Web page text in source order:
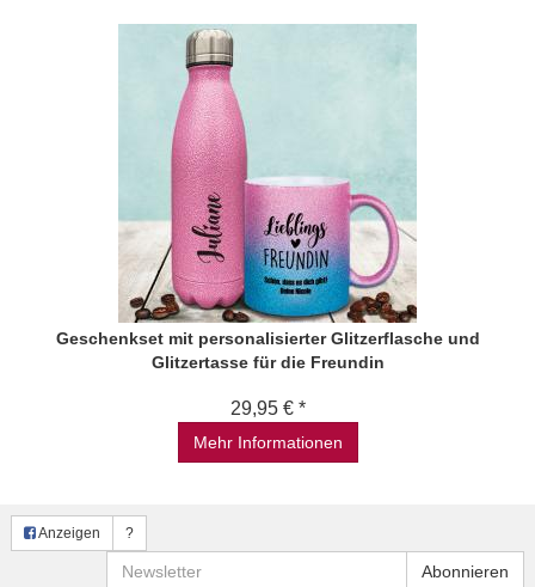
Geschenkset mit personalisierter Glitzerflasche und
Glitzertasse für die Freundin
29,95 € *
Mehr Informationen
Anzeigen ?
Newsletter Abonnieren